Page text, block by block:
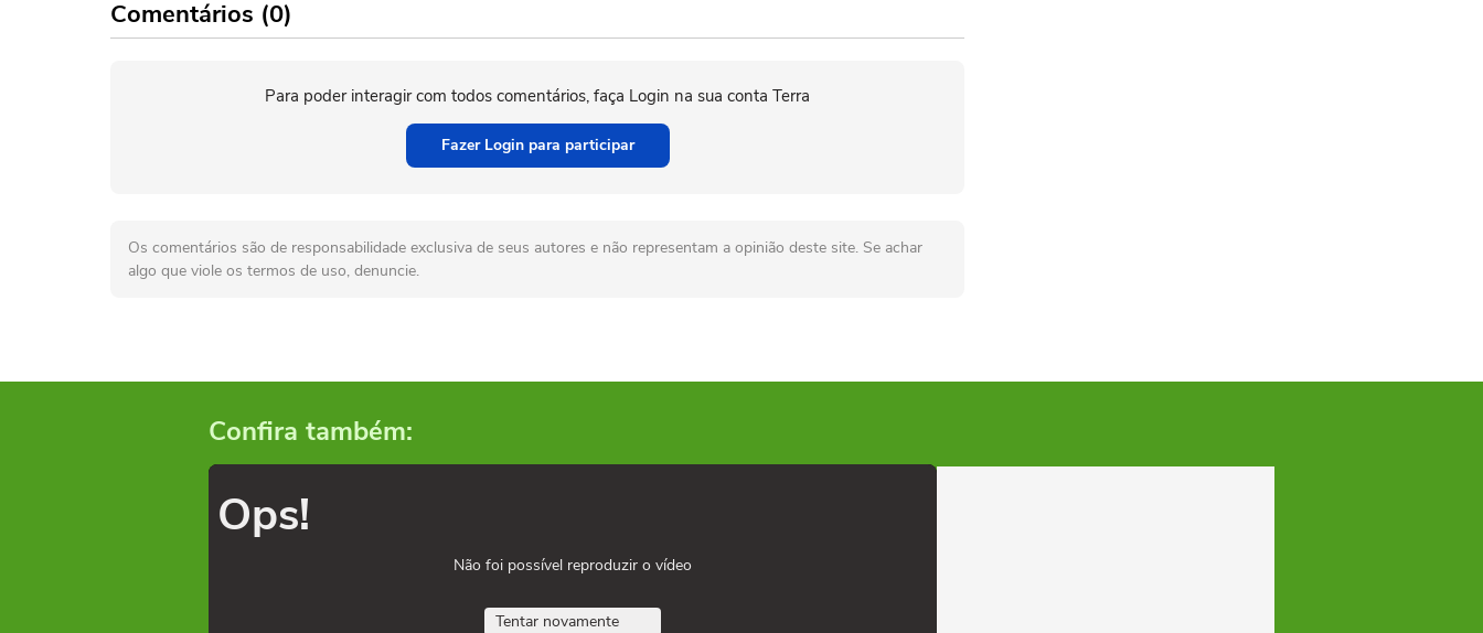
Comentários (0)
Para poder interagir com todos comentários, faça Login na sua conta Terra
Fazer Login para participar
Os comentários são de responsabilidade exclusiva de seus autores e não representam a opinião deste site. Se achar
algo que viole os termos de uso, denuncie.
Confira também:
Ops!
Não foi possível reproduzir o vídeo
Tentar novamente